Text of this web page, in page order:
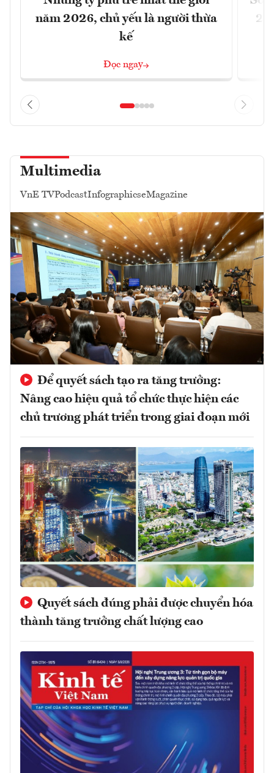
năm 2026, chủ yếu là người thừa
kế
Đọc ngay
Multimedia
VnE TVPodcastInfographicseMagazine
Để quyết sách tạo ra tăng trưởng:
Nâng cao hiệu quả tổ chức thực hiện các
chủ trương phát triển trong giai đoạn mới
Quyết sách đúng phải được chuyển hóa
thành tăng trưởng chất lượng cao